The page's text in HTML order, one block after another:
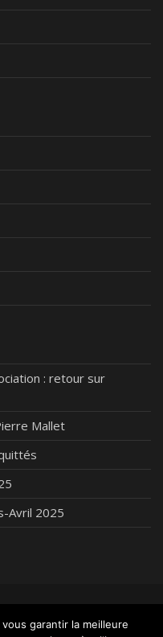
: retour sur
Mallet
Avril 2025
Mallet- Tous droits
garantir la meilleure